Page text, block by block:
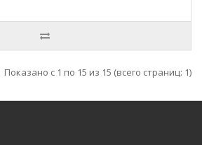
Показано с 1 по 15 из 15 (всего страниц: 1)